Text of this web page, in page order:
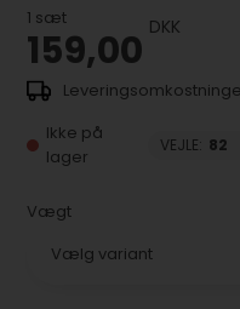
1 sæt
159,00 DKK
Ikke på
lager
VEJLE: 82
Vægt